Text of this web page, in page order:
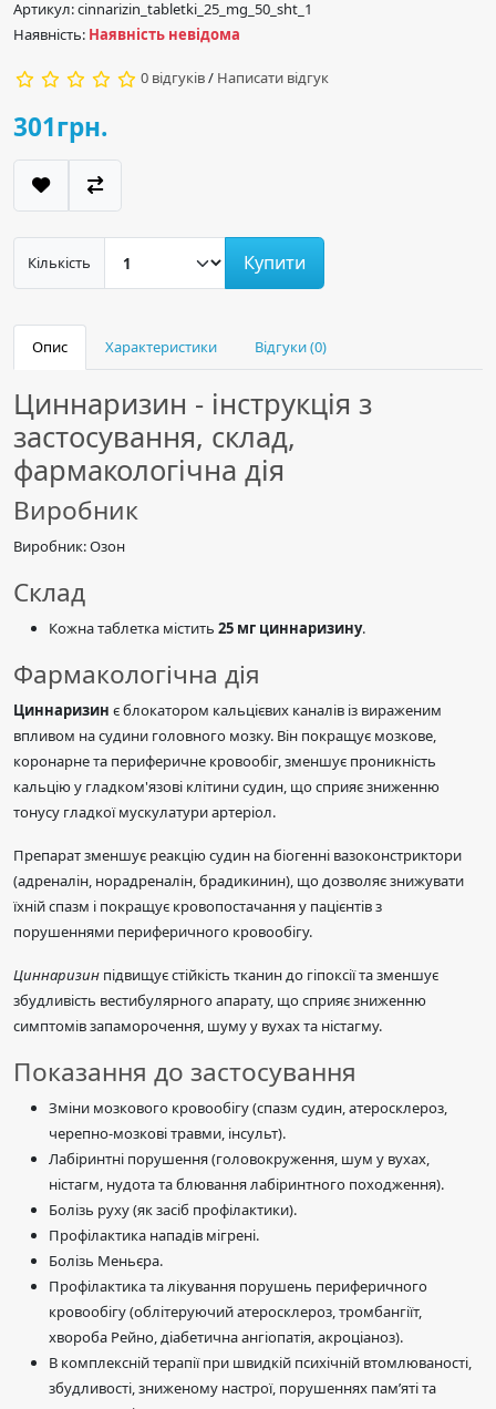
Артикул: cinnarizin_tabletki_25_mg_50_sht_1
Наявність: Наявність невідома
0 відгуків/ Написати відгук
301грн.
Кількість Купити
Опис Характеристики Відгуки (0)
Циннаризин - інструкція з
застосування, склад,
фармакологічна дія
Виробник
Виробник: Озон
Склад
Кожна таблетка містить 25 мг циннаризину.
Фармакологічна дія
Циннаризин є блокатором кальцієвих каналів із вираженим
впливом на судини головного мозку. Він покращує мозкове,
коронарне та периферичне кровообіг, зменшує проникність
кальцію у гладком'язові клітини судин, що сприяє зниженню
тонусу гладкої мускулатури артеріол.
Препарат зменшує реакцію судин на біогенні вазоконстриктори
(адреналін, норадреналін, брадикинин), що дозволяє знижувати
їхній спазм і покращує кровопостачання у пацієнтів з
порушеннями периферичного кровообігу.
Циннаризин підвищує стійкість тканин до гіпоксії та зменшує
збудливість вестибулярного апарату, що сприяє зниженню
симптомів запаморочення, шуму у вухах та ністагму.
Показання до застосування
Зміни мозкового кровообігу (спазм судин, атеросклероз,
черепно-мозкові травми, інсульт).
Лабіринтні порушення (головокруження, шум у вухах,
ністагм, нудота та блювання лабіринтного походження).
Болізь руху (як засіб профілактики).
Профілактика нападів мігрені.
Болізь Меньєра.
Профілактика та лікування порушень периферичного
кровообігу (облітеруючий атеросклероз, тромбангіїт,
хвороба Рейно, діабетична ангіопатія, акроціаноз).
В комплексній терапії при швидкій психічній втомлюваності,
збудливості, зниженому настрої, порушеннях пам’яті та